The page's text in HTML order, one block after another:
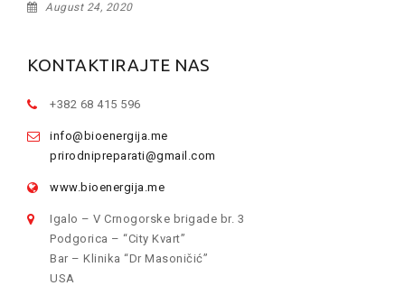
August 24, 2020
KONTAKTIRAJTE NAS
+382 68 415 596
info@bioenergija.me
prirodnipreparati@gmail.com
www.bioenergija.me
Igalo – V Crnogorske brigade br. 3
Podgorica – “City Kvart”
Bar – Klinika “Dr Masoničić”
USA